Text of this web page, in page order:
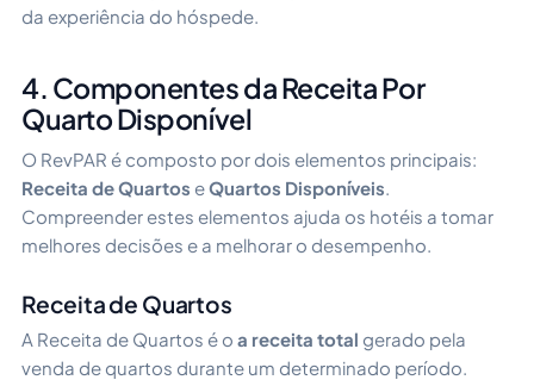
da experiência do hóspede.
4. Componentes da Receita Por
Quarto Disponível
O RevPAR é composto por dois elementos principais:
Receita de Quartos eQuartos Disponíveis.
Compreender estes elementos ajuda os hotéis a tomar
melhores decisões e a melhorar o desempenho.
Receita de Quartos
A Receita de Quartos é o a receita total gerado pela
venda de quartos durante um determinado período.